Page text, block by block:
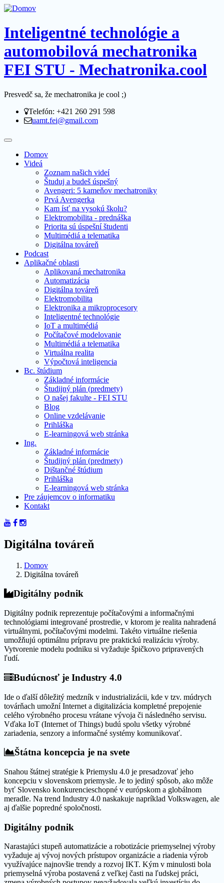
Inteligentné technológie a
automobilová mechatronika
FEI STU - Mechatronika.cool
Presvedč sa, že mechatronika je cool ;)
Telefón: +421 260 291 598
uamt.fei@gmail.com
Domov
Videá
Zoznam našich videí
Študuj a budeš úspešný
Avengeri: 5 kameňov mechatroniky
Prvá Avengerka
Kam ísť na vysokú školu?
Elektromobilita - prednáška
Priorita sú úspešní študenti
Multimédiá a telematika
Digitálna továreň
Podcast
Aplikačné oblasti
Aplikovaná mechatronika
Automatizácia
Digitálna továreň
Elektromobilita
Elektronika a mikroprocesory
Inteligentné technológie
IoT a multimédiá
Počítačové modelovanie
Multimédiá a telematika
Virtuálna realita
Výpočtová inteligencia
Bc. štúdium
Základné informácie
Študijný plán (predmety)
O našej fakulte - FEI STU
Blog
Online vzdelávanie
Prihláška
E-learningová web stránka
Ing.
Základné informácie
Študijný plán (predmety)
Dištančné štúdium
Prihláška
E-learningová web stránka
Pre záujemcov o informatiku
Kontakt
Digitálna továreň
Domov
Digitálna továreň
Digitálny podnik
Digitálny podnik reprezentuje počítačovými a informačnými
technológiami integrované prostredie, v ktorom je realita nahradená
virtuálnymi, počítačovými modelmi. Takéto virtuálne riešenia
umožňujú optimálnu prípravu pre praktickú realizáciu výroby.
Vytvorenie modelu podniku si vyžaduje špičkovo pripravených
ľudí.
Budúcnosť je Industry 4.0
Ide o ďalší dôležitý medzník v industrializácii, kde v tzv. múdrych
továrňach umožní Internet a digitalizácia kompletné prepojenie
celého výrobného procesu vrátane vývoja či následného servisu.
Vďaka IoT (Internet of Things) budú spolu všetky výrobné
zariadenia, senzory a informačné systémy komunikovať.
Štátna koncepcia je na svete
Snahou štátnej stratégie k Priemyslu 4.0 je presadzovať jeho
koncepciu v slovenskom priemysle. Je to jediný spôsob, ako môže
byť Slovensko konkurencieschopné v európskom a globálnom
meradle. Na trend Industry 4.0 naskakuje napríklad Volkswagen, ale
aj ďalšie popredné spoločnosti.
Digitálny podnik
Narastajúci stupeň automatizácie a robotizácie priemyselnej výroby
vyžaduje aj vývoj nových prístupov organizácie a riadenia výrob
využívajúce najnovšie trendy a rozvoj IKT. Kým v minulosti bola
priemyselná výroba postavená z veľkej časti na ľudskej práci,